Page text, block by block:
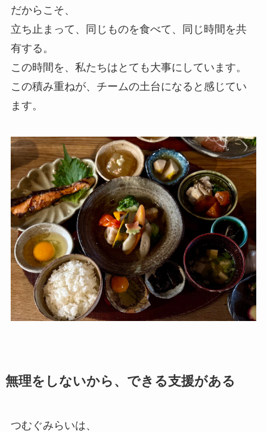
だからこそ、
立ち止まって、同じものを食べて、同じ時間を共
有する。
この時間を、私たちはとても大事にしています。
この積み重ねが、チームの土台になると感じてい
ます。
無理をしないから、できる支援がある
つむぐみらいは、